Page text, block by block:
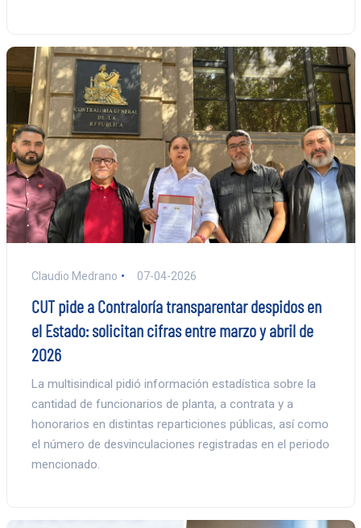
Claudio Medrano 07-04-2026
CUT pide a Contraloría transparentar despidos en
el Estado: solicitan cifras entre marzo y abril de
2026
La multisindical pidió información estadística sobre la
cantidad de funcionarios de planta, a contrata y a
honorarios en distintas reparticiones públicas, así como
el número de desvinculaciones registradas en el periodo
mencionado.